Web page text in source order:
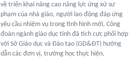
về triển khai nâng cao năng lực ứng xử sư
phạm của nhà giáo, người lao động đáp ứng
yêu cầu nhiệm vụ trong tình hình mới, Công
đoàn ngành giáo dục tỉnh đã tích cực phối hợp
với Sở Giáo dục và Đào tạo (GD&ĐT) hướng
dẫn các đơn vị, trường học thực hiện.